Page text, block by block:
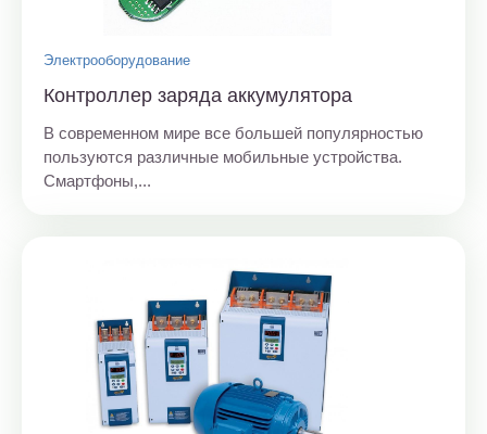
Электрооборудование
Контроллер заряда аккумулятора
В современном мире все большей популярностью
пользуются различные мобильные устройства.
Смартфоны,...